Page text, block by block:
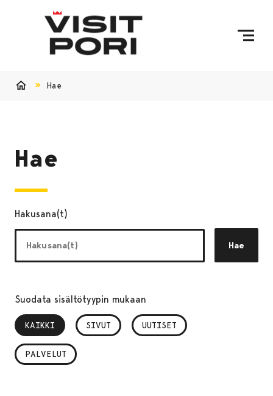
Hae
Hae
Hakusana(t)
Hae
Suodata sisältötyypin mukaan
KAIKKI
, VALITTU SIVUT UUTISET
PALVELUT